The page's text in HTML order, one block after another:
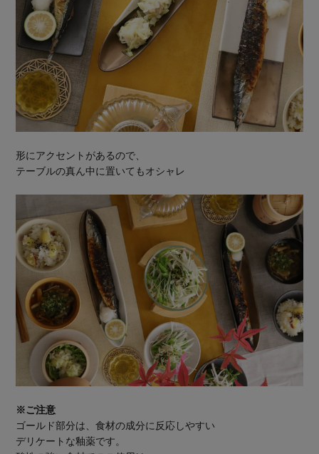
形にアクセントがあるので、
テーブルの真ん中に置いてもオシャレ
※ご注意
ゴールド部分は、食材の成分に反応しやすい
デリケートな釉薬です。